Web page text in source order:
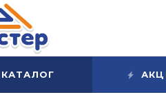
КАТАЛОГ